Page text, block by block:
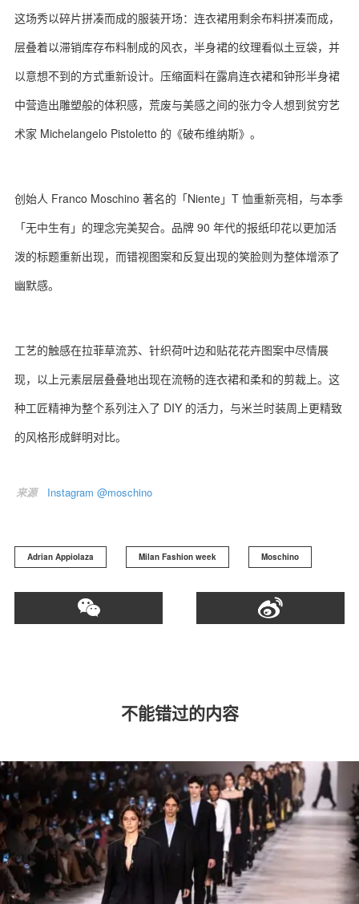
这场秀以碎片拼凑而成的服装开场：连衣裙用剩余布料拼凑而成，
层叠着以滞销库存布料制成的风衣，半身裙的纹理看似土豆袋，并
以意想不到的方式重新设计。压缩面料在露肩连衣裙和钟形半身裙
中营造出雕塑般的体积感，荒废与美感之间的张力令人想到贫穷艺
术家 Michelangelo Pistoletto 的《破布维纳斯》。
创始人 Franco Moschino 著名的「Niente」T 恤重新亮相，与本季
「无中生有」的理念完美契合。品牌 90 年代的报纸印花以更加活
泼的标题重新出现，而错视图案和反复出现的笑脸则为整体增添了
幽默感。
工艺的触感在拉菲草流苏、针织荷叶边和贴花花卉图案中尽情展
现，以上元素层层叠叠地出现在流畅的连衣裙和柔和的剪裁上。这
种工匠精神为整个系列注入了 DIY 的活力，与米兰时装周上更精致
的风格形成鲜明对比。
来源 Instagram @moschino
Adrian Appiolaza Milan Fashion week Moschino
不能错过的内容